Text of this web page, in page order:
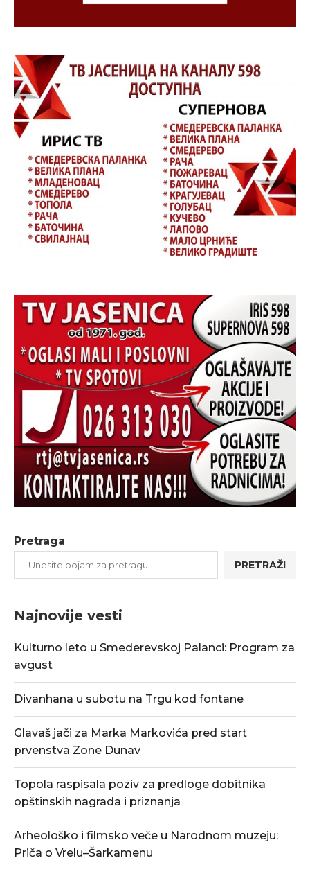
Pretraga
PRETRAŽI
Najnovije vesti
Kulturno leto u Smederevskoj Palanci: Program za
avgust
Divanhana u subotu na Trgu kod fontane
Glavaš jači za Marka Markovića pred start
prvenstva Zone Dunav
Topola raspisala poziv za predloge dobitnika
opštinskih nagrada i priznanja
Arheološko i filmsko veče u Narodnom muzeju:
Priča o Vrelu–Šarkamenu